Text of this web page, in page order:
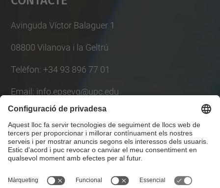
Avinguda Víctor Balaguer 1
08800 Vilanova i la Geltrú
Telèfon: +34 93 896 77 01
Email: info.epsevg@upc.edu
Llista Xarxes Socials